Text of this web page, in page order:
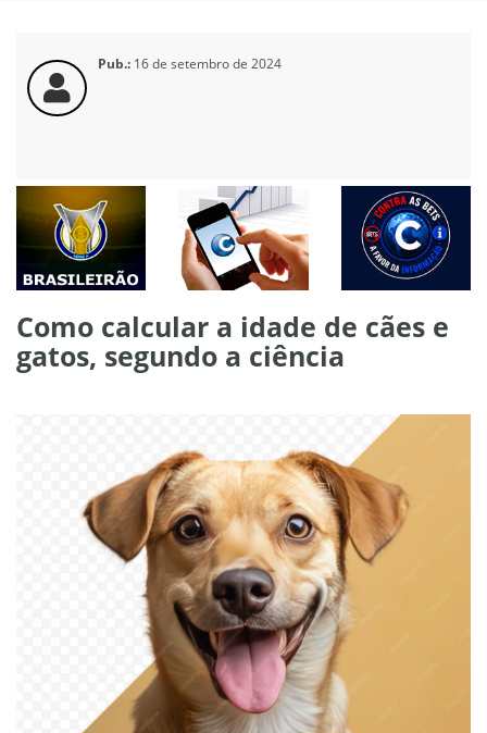
Pub.: 16 de setembro de 2024
Como calcular a idade de cães e
gatos, segundo a ciência